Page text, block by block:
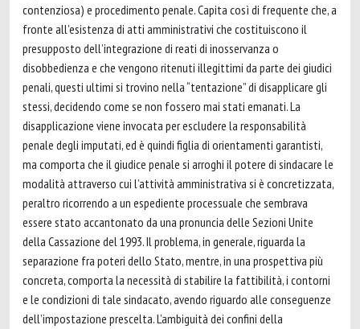
contenziosa) e procedimento penale. Capita così di frequente che, a
fronte all’esistenza di atti amministrativi che costituiscono il
presupposto dell’integrazione di reati di inosservanza o
disobbedienza e che vengono ritenuti illegittimi da parte dei giudici
penali, questi ultimi si trovino nella “tentazione” di disapplicare gli
stessi, decidendo come se non fossero mai stati emanati. La
disapplicazione viene invocata per escludere la responsabilità
penale degli imputati, ed è quindi figlia di orientamenti garantisti,
ma comporta che il giudice penale si arroghi il potere di sindacare le
modalità attraverso cui l’attività amministrativa si è concretizzata,
peraltro ricorrendo a un espediente processuale che sembrava
essere stato accantonato da una pronuncia delle Sezioni Unite
della Cassazione del 1993. Il problema, in generale, riguarda la
separazione fra poteri dello Stato, mentre, in una prospettiva più
concreta, comporta la necessità di stabilire la fattibilità, i contorni
e le condizioni di tale sindacato, avendo riguardo alle conseguenze
dell’impostazione prescelta. L’ambiguità dei confini della